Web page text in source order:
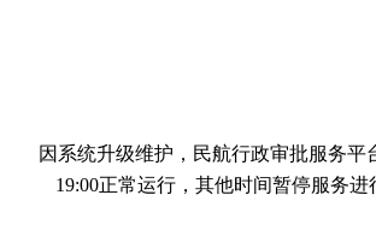
因系统升级维护，民航行政审批服务平
19:00正常运行，其他时间暂停服务进